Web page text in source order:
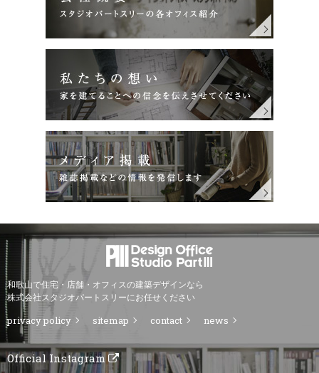
和歌山で住宅・店舗・オフィスの建築デザインなら
株式会社スタジオパートスリーにお任せください
privacy policy sitemap contact news
Official Instagram